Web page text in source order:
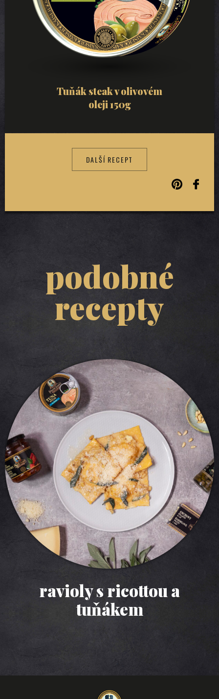
Tuňák steak v olivovém
oleji 150g
DALŠÍ RECEPT
podobné
recepty
ravioly s ricottou a
tuňákem